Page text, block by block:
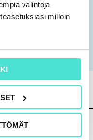
valintoja
milloin
.